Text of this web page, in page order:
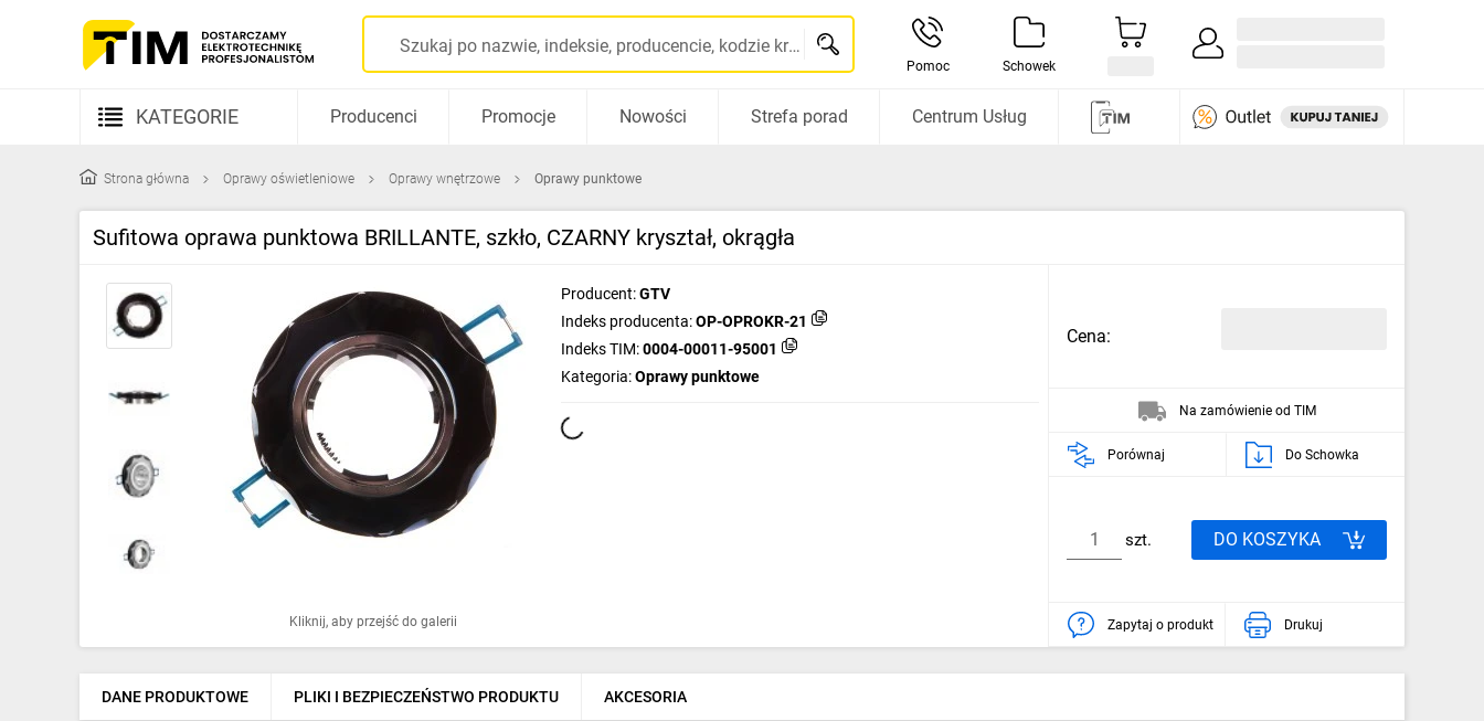
Szukaj po nazwie, indeksie, producencie, kodzie kreskowym...
Pomoc Schowek
KATEGORIE
Kable i przewody
Rozdzielnice i obudowy
Elementy prowadzenia kabli
Fotowoltaika
Gniazda i łączniki
Oprawy oświetleniowe
Pompy ciepła
Ogrzewanie
Elektronarzędzia i mierniki
Producenci Promocje Nowości Strefa porad Centrum Usług
Strona główna Oprawy oświetleniowe Oprawy wnętrzowe Oprawy punktowe
Sufitowa oprawa punktowa BRILLANTE, szkło, CZARNY kryształ, okrągła
Kliknij, aby przejść do galerii
Producent:GTV
Indeks producenta:OP-OPROKR-21
Indeks TIM:0004-00011-95001
Kategoria:Oprawy punktowe
Cena:
Na zamówienie od TIM
Porównaj Do Schowka
szt. DO KOSZYKA
Zapytaj o produkt Drukuj
DANE PRODUKTOWE PLIKI I BEZPIECZEŃSTWO PRODUKTU AKCESORIA